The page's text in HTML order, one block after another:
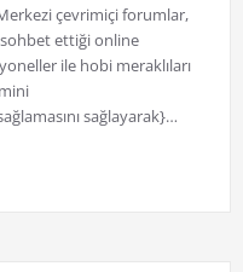
çevrimiçi forumlar,
sohbet ettiği online
ile hobi meraklıları
sağlayarak}…